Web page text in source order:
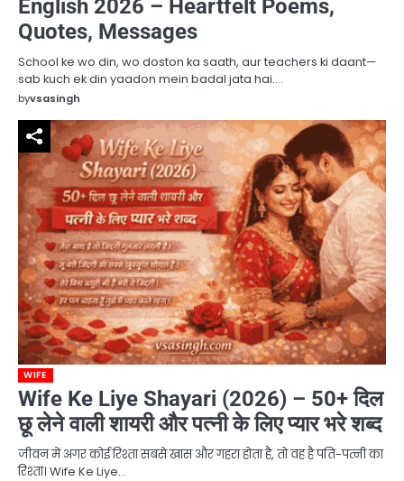
English 2026 – Heartfelt Poems,
Quotes, Messages
School ke wo din, wo doston ka saath, aur teachers ki daant—
sab kuch ek din yaadon mein badal jata hai.…
byvsasingh
WIFE
Wife Ke Liye Shayari (2026) – 50+ दिल
छू लेने वाली शायरी और पत्नी के लिए प्यार भरे शब्द
जीवन में अगर कोई रिश्ता सबसे खास और गहरा होता है, तो वह है पति-पत्नी का
रिश्ता। Wife Ke Liye…